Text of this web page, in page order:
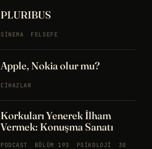
PLURIBUS
SINEMA FELSEFE
Apple, Nokia olur mu?
CIHAZLAR
Korkuları Yenerek İlham
Vermek: Konuşma Sanatı
PODCAST BÖLÜM 193 PSIKOLOJI
30